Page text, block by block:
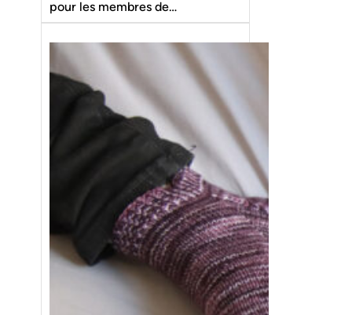
pour les membres de…